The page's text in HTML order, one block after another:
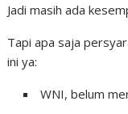
Jadi masih ada
Tapi apa saja
ini ya:
WNI, belum